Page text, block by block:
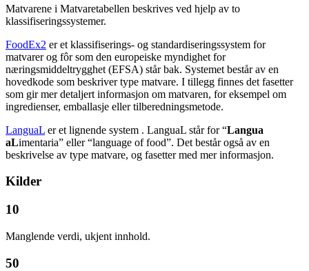
Matvarene i Matvaretabellen beskrives ved hjelp av to
klassifiseringssystemer.
FoodEx2 er et klassifiserings- og standardiseringssystem for
matvarer og fôr som den europeiske myndighet for
næringsmiddeltrygghet (EFSA) står bak. Systemet består av en
hovedkode som beskriver type matvare. I tillegg finnes det fasetter
som gir mer detaljert informasjon om matvaren, for eksempel om
ingredienser, emballasje eller tilberedningsmetode.
LanguaL er et lignende system . LanguaL står for “Langua
aLimentaria” eller “language of food”. Det består også av en
beskrivelse av type matvare, og fasetter med mer informasjon.
Kilder
10
Manglende verdi, ukjent innhold.
50